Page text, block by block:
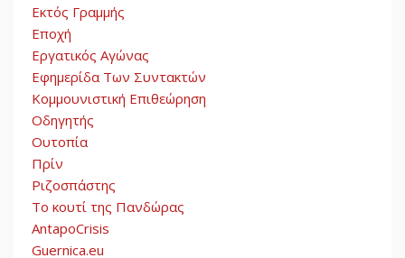
Εκτός Γραμμής
Εποχή
Εργατικός Αγώνας
Εφημερίδα Των Συντακτών
Κομμουνιστική Επιθεώρηση
Οδηγητής
Ουτοπία
Πρίν
Ριζοσπάστης
Το κουτί της Πανδώρας
AntapoCrisis
Guernica.eu